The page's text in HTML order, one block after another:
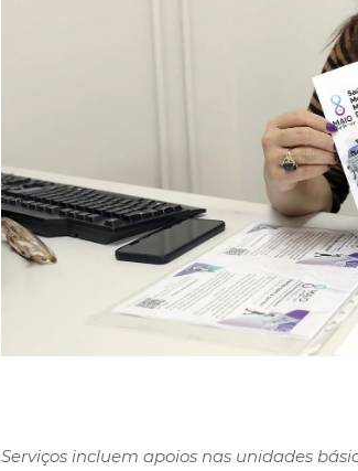
Serviços incluem apoios nas unidades